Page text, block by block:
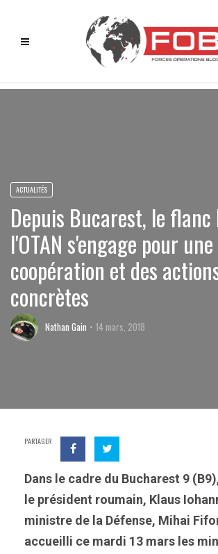
ACTUALITÉS
Depuis Bucarest, le flanc
l'OTAN s'engage pour une
coopération et des
concrètes
Nathan Gain 14 mars, 2018
PARTAGER
Dans le cadre du Bucharest 9
le président roumain, Klaus
ministre de la Défense, Mihai
accueilli ce mardi 13 mars les